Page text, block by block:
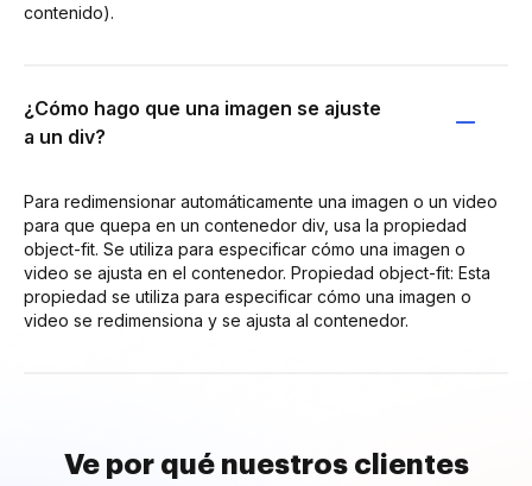
contenido).
¿Cómo hago que una imagen se ajuste
a un div?
Para redimensionar automáticamente una imagen o un video
para que quepa en un contenedor div, usa la propiedad
object-fit. Se utiliza para especificar cómo una imagen o
video se ajusta en el contenedor. Propiedad object-fit: Esta
propiedad se utiliza para especificar cómo una imagen o
video se redimensiona y se ajusta al contenedor.
Ve por qué nuestros clientes